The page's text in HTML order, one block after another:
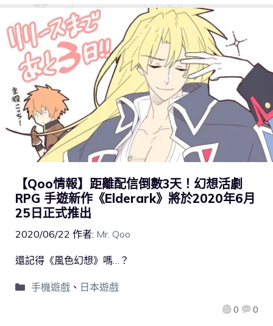
【Qoo情報】距離配信倒數3天！幻想活劇
RPG 手遊新作《Elderark》將於2020年6月
25日正式推出
2020/06/22 作者: Mr. Qoo
0 0
還記得《風色幻想》嗎…？
手機遊戲、 日本遊戲